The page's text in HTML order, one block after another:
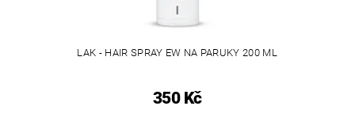
LAK - HAIR SPRAY EW NA PARUKY 200 ML
350 Kč